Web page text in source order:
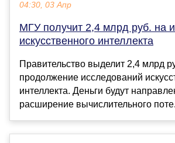
04:30, 03 Апр
МГУ получит 2,4 млрд руб. на
искусственного интеллекта
Правительство выделит 2,4 млрд
продолжение исследований
интеллекта. Деньги будут
расширение вычислительного